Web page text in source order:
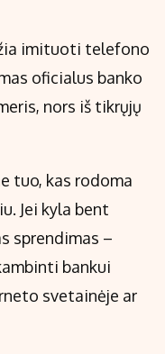
imituoti telefono
oficialus banko
nors iš tikrųjų
tuo, kas rodoma
Jei kyla bent
sprendimas –
bankui
svetainėje ar